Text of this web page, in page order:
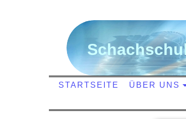
S
STARTSEITE ÜBER UNS